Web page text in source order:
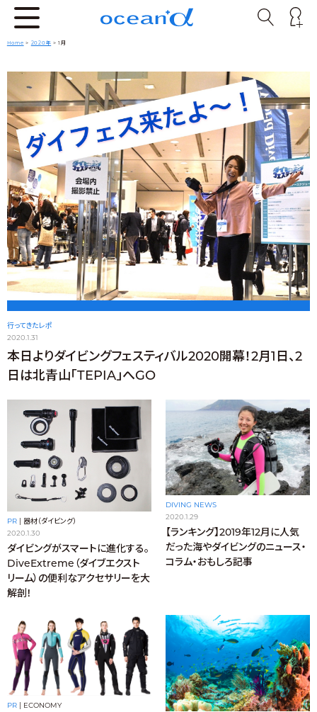
Home > 2020年 > 1月
行ってきたレポ
2020.1.31
本日よりダイビングフェスティバル2020開幕！2月1日、2
日は北青山「TEPIA」へGO
PR
器材（ダイビング）
2020.1.30
ダイビングがスマートに進化する。
DiveExtreme（ダイブエクスト
リーム）の便利なアクセサリーを大
解剖！
DIVING NEWS
2020.1.29
【ランキング】2019年12月に人気
だった海やダイビングのニュース・
コラム・おもしろ記事
PR
ECONOMY